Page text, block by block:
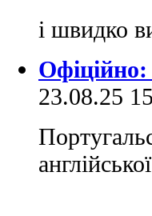
і швидко
Офіційно:
23.08.25